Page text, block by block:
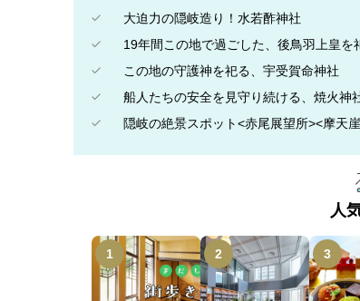
大迫力の隠岐造り！水若酢神社
19年間この地で過ごした、後鳥羽上皇を
この地の守護神を祀る、宇受賀命神社
船人たちの安全を見守り続ける、焼火神
隠岐の絶景スポット<赤尾展望所><摩天
人